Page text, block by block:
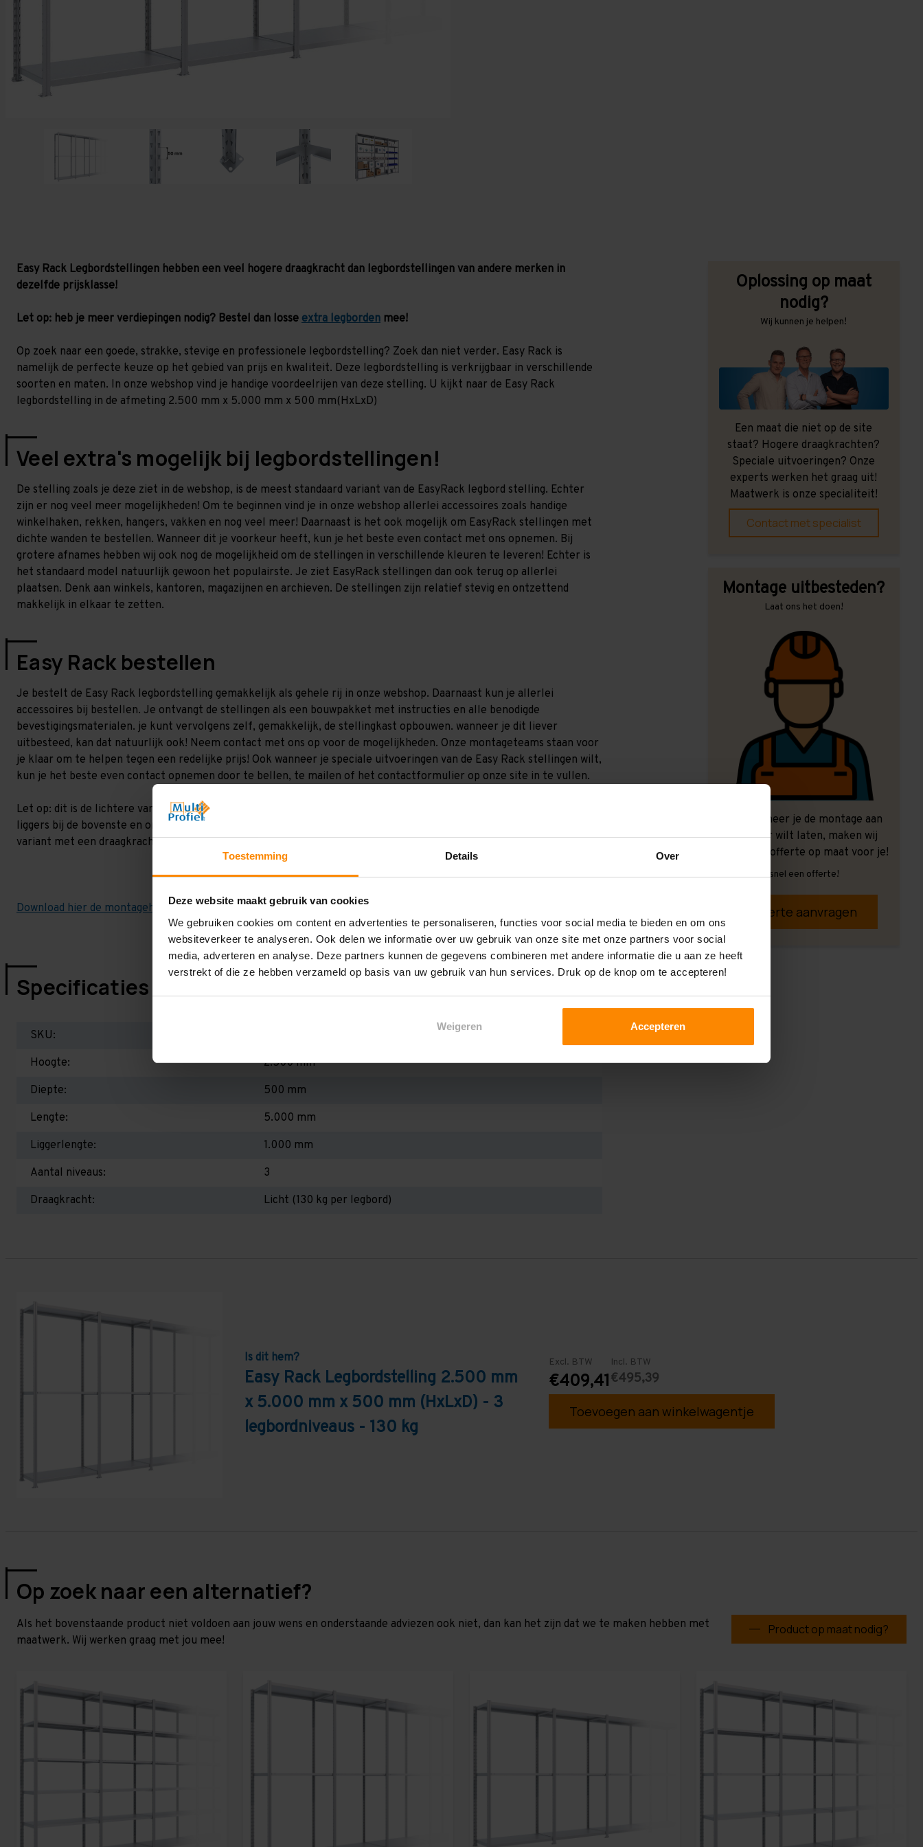
Toestemming Details Over
Deze website maakt gebruik van cookies
We gebruiken cookies om content en advertenties te personaliseren, functies voor social media te bieden en om ons
websiteverkeer te analyseren. Ook delen we informatie over uw gebruik van onze site met onze partners voor social
media, adverteren en analyse. Deze partners kunnen de gegevens combineren met andere informatie die u aan ze heeft
verstrekt of die ze hebben verzameld op basis van uw gebruik van hun services. Druk op de knop om te accepteren!
Weigeren Accepteren
Easy Rack Legbordstellingen hebben een veel hogere draagkracht dan legbordstellingen van andere merken in
dezelfde prijsklasse!
Let op: heb je meer verdiepingen nodig? Bestel dan losse extra legborden mee!
Op zoek naar een goede, strakke, stevige en professionele legbordstelling? Zoek dan niet verder. Easy Rack is
namelijk de perfecte keuze op het gebied van prijs en kwaliteit. Deze legbordstelling is verkrijgbaar in verschillende
soorten en maten. In onze webshop vind je handige voordeelrijen van deze stelling. U kijkt naar de Easy Rack
legbordstelling in de afmeting 2.500 mm x 5.000 mm x 500 mm(HxLxD)
Veel extra's mogelijk bij legbordstellingen!
De stelling zoals je deze ziet in de webshop, is de meest standaard variant van de EasyRack legbord stelling. Echter
zijn er nog veel meer mogelijkheden! Om te beginnen vind je in onze webshop allerlei accessoires zoals handige
winkelhaken, rekken, hangers, vakken en nog veel meer! Daarnaast is het ook mogelijk om EasyRack stellingen met
dichte wanden te bestellen. Wanneer dit je voorkeur heeft, kun je het beste even contact met ons opnemen. Bij
grotere afnames hebben wij ook nog de mogelijkheid om de stellingen in verschillende kleuren te leveren! Echter is
het standaard model natuurlijk gewoon het populairste. Je ziet EasyRack stellingen dan ook terug op allerlei
plaatsen. Denk aan winkels, kantoren, magazijnen en archieven. De stellingen zijn relatief stevig en ontzettend
makkelijk in elkaar te zetten.
Easy Rack bestellen
Je bestelt de Easy Rack legbordstelling gemakkelijk als gehele rij in onze webshop. Daarnaast kun je allerlei
accessoires bij bestellen. Je ontvangt de stellingen als een bouwpakket met instructies en alle benodigde
bevestigingsmaterialen. je kunt vervolgens zelf, gemakkelijk, de stellingkast opbouwen. wanneer je dit liever
uitbesteed, kan dat natuurlijk ook! Neem contact met ons op voor de mogelijkheden. Onze montageteams staan voor
je klaar om te helpen tegen een redelijke prijs! Ook wanneer je speciale uitvoeringen van de Easy Rack stellingen wilt,
kun je het beste even contact opnemen door te bellen, te mailen of het contactformulier op onze site in te vullen.
Let op: dit is de lichtere variant met een draagvermogen tot 130 kilo. Er zitten bij deze varianten alleen versterkende
liggers bij de bovenste en onderste liggerniveau. De overige liggers zijn niet extra versterkt, zoals bij de sterke
variant met een draagkracht van 200 kilo.
Download hier de montagehandleiding!
Specificaties
SKU:
Hoogte:
2.500 mm
Diepte:
500 mm
Lengte:
5.000 mm
Liggerlengte:
1.000 mm
Aantal niveaus:
3
Draagkracht:
Licht (130 kg per legbord)
Oplossing op maat
nodig?
Wij kunnen je helpen!
Een maat die niet op de site
staat? Hogere draagkrachten?
Speciale uitvoeringen? Onze
experts werken het graag uit!
Maatwerk is onze specialiteit!
Contact met specialist
Montage uitbesteden?
Laat ons het doen!
Ook wanneer je de montage aan
ons over wilt laten, maken wij
graag een offerte op maat voor je!
Vrijblijvend, snel een offerte!
Offerte aanvragen
Is dit hem?
Easy Rack Legbordstelling 2.500 mm
x 5.000 mm x 500 mm (HxLxD) - 3
legbordniveaus - 130 kg
Excl. BTW
€409,41
Incl. BTW
€495,39
Toevoegen aan winkelwagentje
Op zoek naar een alternatief?
Als het bovenstaande product niet voldoen aan jouw wens en onderstaande adviezen ook niet, dan kan het zijn dat we te maken hebben met
maatwerk. Wij werken graag met jou mee!
Product op maat nodig?